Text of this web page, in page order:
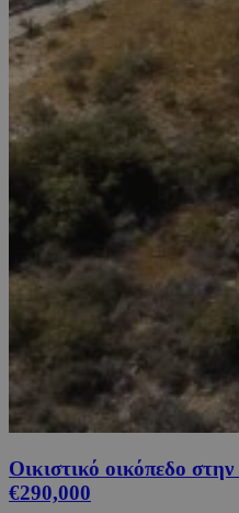
Οικιστικό οικόπεδο
€290,000